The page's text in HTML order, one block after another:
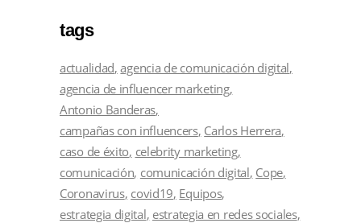
tags
actualidad agencia de comunicación digital
agencia de influencer marketing
Antonio Banderas
campañas con influencers Carlos Herrera
caso de éxito celebrity marketing
comunicación comunicación digital Cope
Coronavirus covid19 Equipos
estrategia digital estrategia en redes sociales